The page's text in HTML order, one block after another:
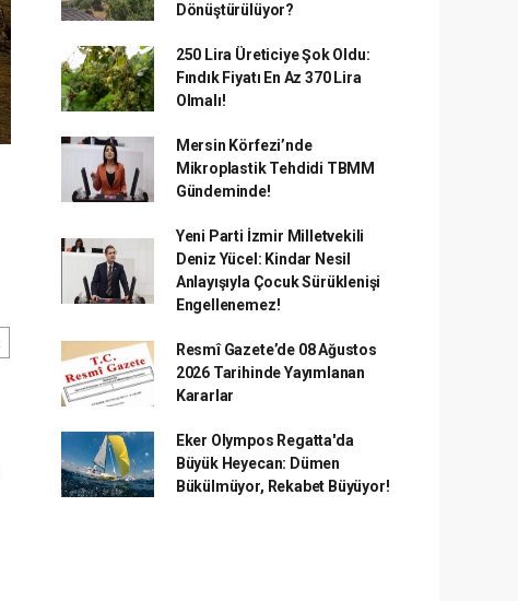
Dönüştürülüyor?
250 Lira Üreticiye Şok Oldu:
Fındık Fiyatı En Az 370 Lira
Olmalı!
Mersin Körfezi’nde
Mikroplastik Tehdidi TBMM
Gündeminde!
Yeni Parti İzmir Milletvekili
Deniz Yücel: Kindar Nesil
Anlayışıyla Çocuk Sürüklenişi
Engellenemez!
Resmî Gazete’de 08 Ağustos
2026 Tarihinde Yayımlanan
Kararlar
Eker Olympos Regatta'da
Büyük Heyecan: Dümen
Bükülmüyor, Rekabet Büyüyor!